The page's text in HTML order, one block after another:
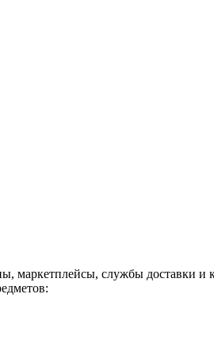
маркетплейсы, службы доставки и